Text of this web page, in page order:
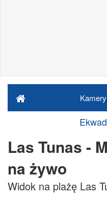
Las Tunas -
na żywo
Widok na plażę Las